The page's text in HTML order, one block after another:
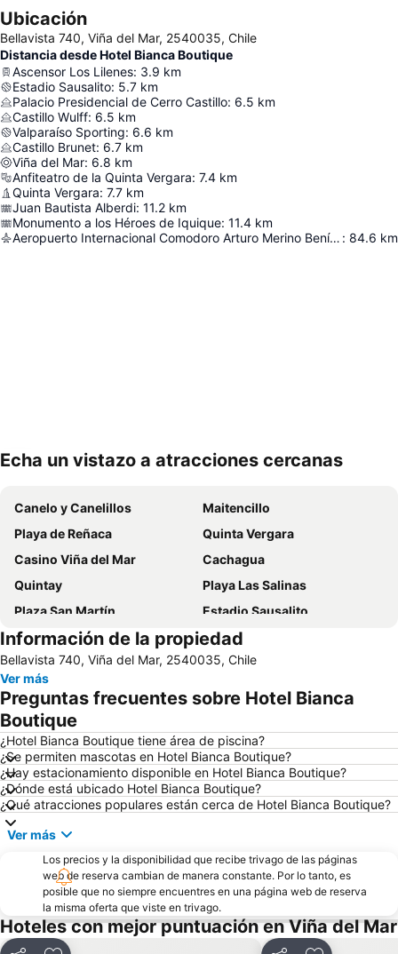
Ubicación
Bellavista 740, Viña del Mar, 2540035, Chile
Distancia desde Hotel Bianca Boutique
Ascensor Los Lilenes: 3.9 km
Estadio Sausalito: 5.7 km
Palacio Presidencial de Cerro Castillo: 6.5 km
Castillo Wulff: 6.5 km
Valparaíso Sporting: 6.6 km
Castillo Brunet: 6.7 km
Viña del Mar: 6.8 km
Anfiteatro de la Quinta Vergara: 7.4 km
Quinta Vergara: 7.7 km
Juan Bautista Alberdi: 11.2 km
Monumento a los Héroes de Iquique: 11.4 km
Aeropuerto Internacional Comodoro Arturo Merino Benítez : 84.6 km
Echa un vistazo a atracciones cercanas
Canelo y Canelillos
Maitencillo
Playa de Reñaca
Quinta Vergara
Casino Viña del Mar
Cachagua
Quintay
Playa Las Salinas
Plaza San Martín
Estadio Sausalito
Avenida Libertad
Mall Marina Arauco
Zapallar
Cerro Alegre
Valparaíso Sporting Club
Jardín Botánico
Festival Internacional de la Canción
Universidad Técnica Federico Santa María
Plaza Sotomayor
Playa Acapulco
Playa Cochoa
Teatro Municipal
Miramar
Plaza José Francisco Vergara
Playa el Sol
Caleta Abarca
Muelle Vergara
Club Viña del Mar
Aeropuerto Viña del Mar
Laguna Sausalito
Casa Museo de Pablo Neruda
Las Salinas
Iglesia Santa Teresita
Plaza Libertador Bernardo OHiggins
Información de la propiedad
Bellavista 740, Viña del Mar, 2540035, Chile
Ver más
Preguntas frecuentes sobre Hotel Bianca
Boutique
¿Hotel Bianca Boutique tiene área de piscina?
¿Se permiten mascotas en Hotel Bianca Boutique?
¿Hay estacionamiento disponible en Hotel Bianca Boutique?
¿Dónde está ubicado Hotel Bianca Boutique?
¿Qué atracciones populares están cerca de Hotel Bianca Boutique?
Ver más
Los precios y la disponibilidad que recibe trivago de las páginas
web de reserva cambian de manera constante. Por lo tanto, es
posible que no siempre encuentres en una página web de reserva
la misma oferta que viste en trivago.
Hoteles con mejor puntuación en Viña del Mar